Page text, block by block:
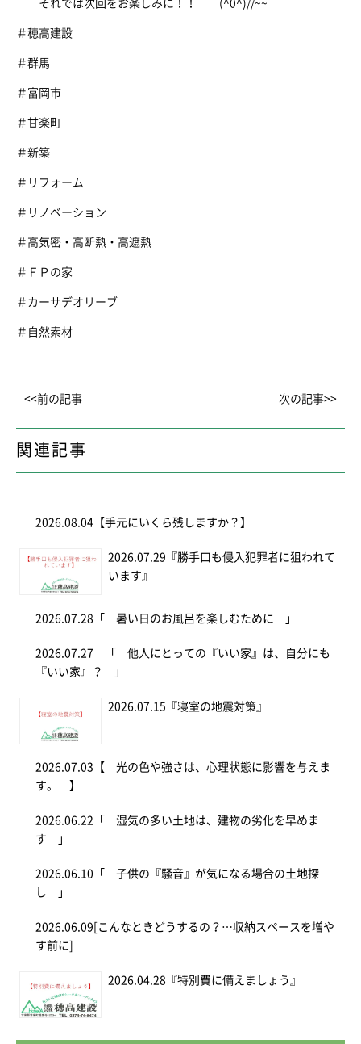
それでは次回をお楽しみに！！ (^0^)//~~
＃穂高建設
＃群馬
＃富岡市
＃甘楽町
＃新築
＃リフォーム
＃リノベーション
＃高気密・高断熱・高遮熱
＃ＦＰの家
＃カーサデオリーブ
＃自然素材
<<前の記事 次の記事>>
関連記事
2026.08.04 【手元にいくら残しますか？】
2026.07.29 『勝手口も侵入犯罪者に狙われて
います』
2026.07.28 「 暑い日のお風呂を楽しむために 」
2026.07.27 「 他人にとっての『いい家』は、自分にも
『いい家』？ 」
2026.07.15 『寝室の地震対策』
2026.07.03 【 光の色や強さは、心理状態に影響を与えま
す。 】
2026.06.22 「 湿気の多い土地は、建物の劣化を早めま
す 」
2026.06.10 「 子供の『騒音』が気になる場合の土地探
し 」
2026.06.09 [こんなときどうするの？…収納スペースを増や
す前に]
2026.04.28 『特別費に備えましょう』